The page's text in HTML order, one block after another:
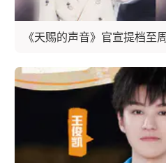
《天赐的声音》官宣提档至